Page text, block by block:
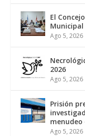
El
Municipal
Ago 5, 2026
2026
Ago 5, 2026
Prisión
menudeo
Ago 5, 2026